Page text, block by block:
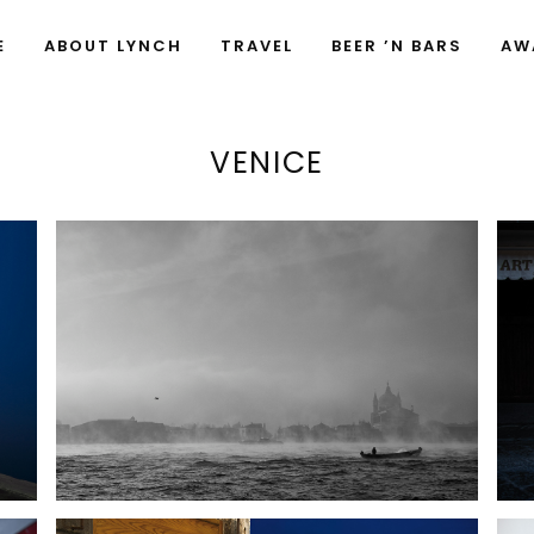
ABOUT LYNCH TRAVEL BEER ’N BARS
VENICE